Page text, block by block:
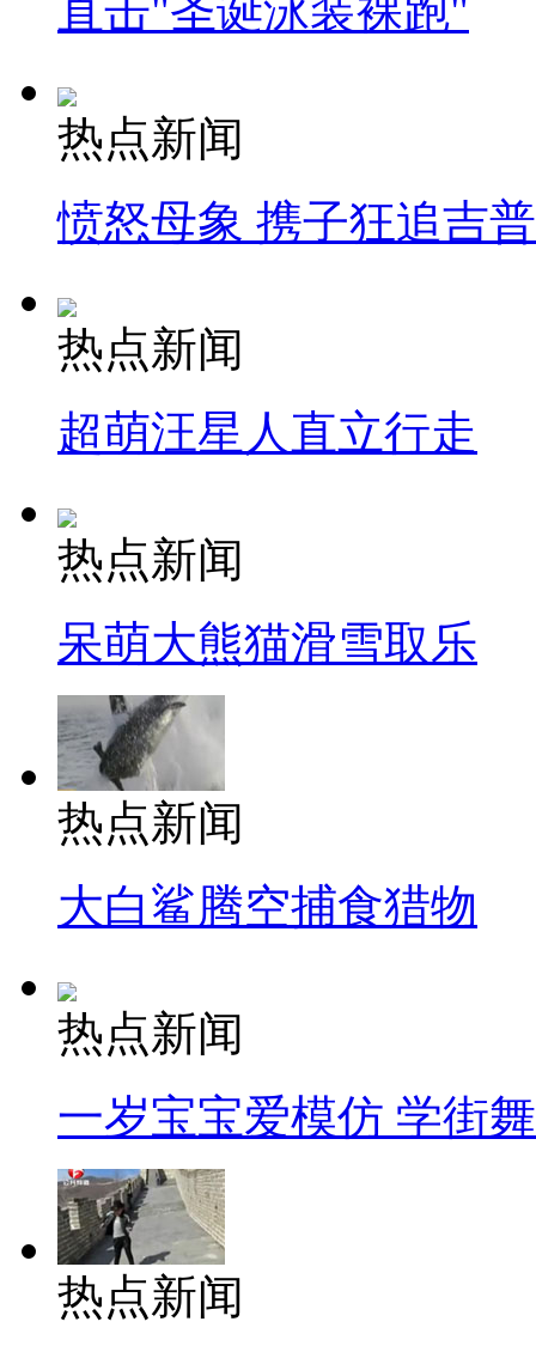
直击"圣诞泳装裸跑"
热点新闻
愤怒母象 携子狂追吉
热点新闻
超萌汪星人直立行走
热点新闻
呆萌大熊猫滑雪取乐
热点新闻
大白鲨腾空捕食猎物
热点新闻
一岁宝宝爱模仿 学街
热点新闻